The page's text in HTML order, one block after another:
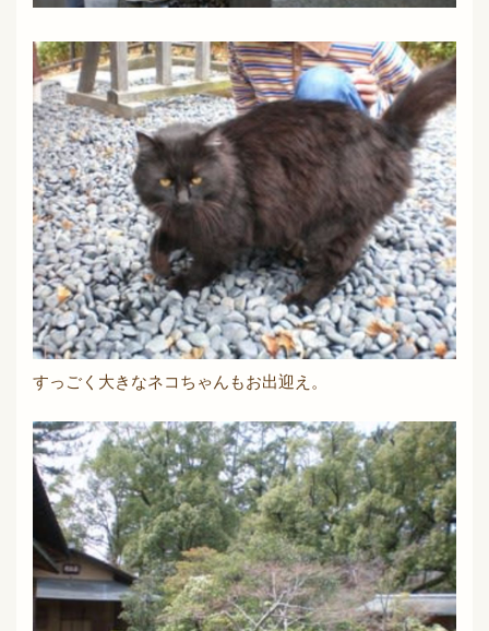
すっごく大きなネコちゃんもお出迎え。